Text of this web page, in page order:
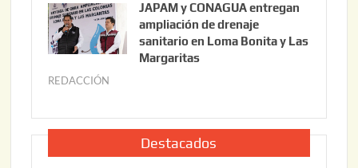
2
0
l
i
o
,
0
JAPAM y CONAGUA entregan
ampliación de drenaje
sanitario en Loma Bonita y Las
Margaritas
REDACCIÓN
l
o
Destacados